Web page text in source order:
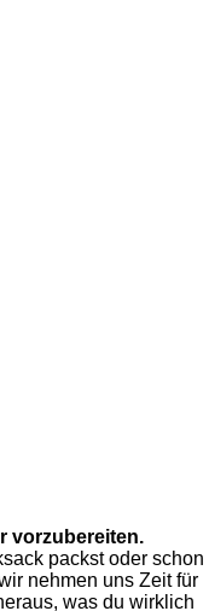
vorzubereiten.
packst oder schon
nehmen uns Zeit für
was du wirklich